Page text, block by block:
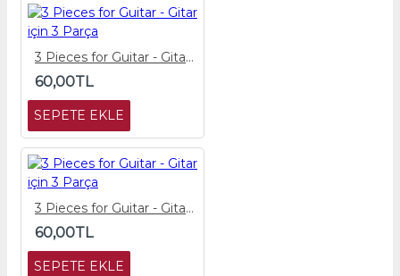
3 Pieces for Guitar - Gitar için 3 Parça
60,00TL
SEPETE EKLE
3 Pieces for Guitar - Gitar için 3 Parça
60,00TL
SEPETE EKLE